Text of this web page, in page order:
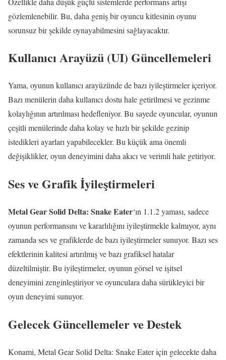
gözlemlenebilir. Bu, daha geniş bir oyuncu kitlesinin oyunu
sorunsuz bir şekilde oynayabilmesini sağlayacaktır.
Kullanıcı Arayüzü (UI) Güncellemeleri
Yama, oyunun kullanıcı arayüzünde de bazı iyileştirmeler içeriyor.
Bazı menülerin daha kullanıcı dostu hale getirilmesi ve gezinme
kolaylığının artırılması hedefleniyor. Bu sayede oyuncular, oyunun
çeşitli menülerinde daha kolay ve hızlı bir şekilde gezinip
istedikleri ayarları yapabilecekler. Bu küçük ama önemli
değişiklikler, oyun deneyimini daha akıcı ve verimli hale getiriyor.
Ses ve Grafik İyileştirmeleri
Metal Gear Solid Delta: Snake Eater‘ın 1.1.2 yaması, sadece
oyunun performansını ve kararlılığını iyileştirmekle kalmıyor, aynı
zamanda ses ve grafiklerde de bazı iyileştirmeler sunuyor. Bazı ses
efektlerinin kalitesi artırılmış ve bazı grafiksel hatalar
düzeltilmiştir. Bu iyileştirmeler, oyunun görsel ve işitsel
deneyimini zenginleştiriyor ve oyunculara daha sürükleyici bir
oyun deneyimi sunuyor.
Gelecek Güncellemeler ve Destek
Konami, Metal Gear Solid Delta: Snake Eater için gelecekte daha